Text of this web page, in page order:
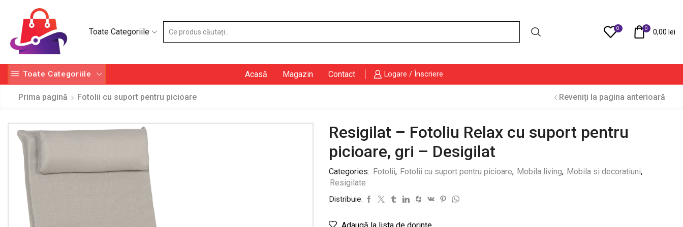
Toate Categoriile 0 0 0,00 lei
Toate Categoriile Acasă Magazin Contact Logare / Înscriere
Prima pagină Fotolii cu suport pentru picioare Reveniți la pagina anterioară
Resigilat – Fotoliu Relax cu suport pentru
picioare, gri – Desigilat
Categories: Fotolii, Fotolii cu suport pentru picioare, Mobila living, Mobila si decoratiuni,
Resigilate
Distribuie: